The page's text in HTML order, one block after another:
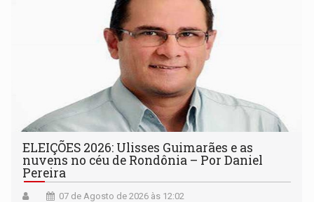
ELEIÇÕES 2026: Ulisses Guimarães e as
nuvens no céu de Rondônia – Por Daniel
Pereira
07 de Agosto de 2026 às 12:02